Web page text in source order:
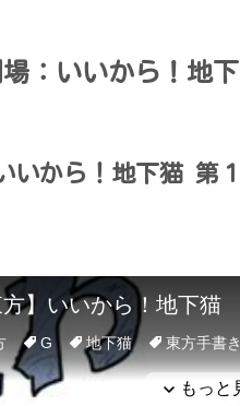
：いいから！地
いから！地下猫 第